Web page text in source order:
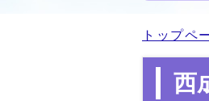
トップペ
西